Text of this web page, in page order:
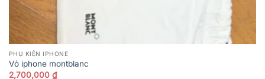
PHỤ KIỆN IPHONE
Vỏ iphone montblanc
2,700,000 ₫